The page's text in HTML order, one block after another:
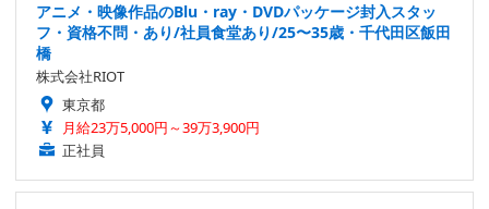
アニメ・映像作品のBlu・ray・DVDパッケージ封入スタッ
フ・資格不問・あり/社員食堂あり/25〜35歳・千代田区飯田
橋
株式会社RIOT
東京都
月給23万5,000円～39万3,900円
正社員